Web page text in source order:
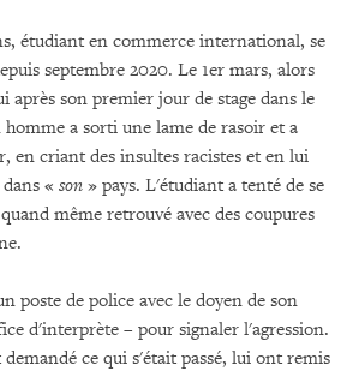
étudiant en commerce international, se
septembre 2020. Le 1er mars, alors
après son premier jour de stage dans le
a sorti une lame de rasoir et a
en criant des insultes racistes et en lui
« son » pays. L'étudiant a tenté de se
même retrouvé avec des coupures
poste de police avec le doyen de son
d'interprète – pour signaler l'agression.
ce qui s'était passé, lui ont remis